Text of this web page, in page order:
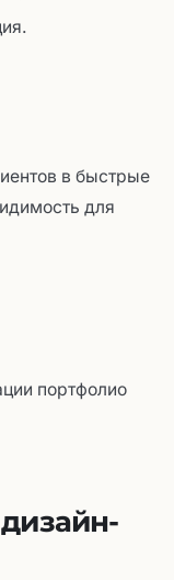
в быстрые
для
портфолио